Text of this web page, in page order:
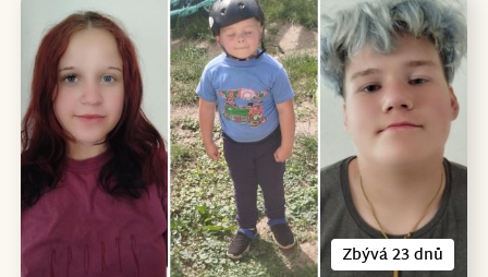
Zbývá 23 dnů